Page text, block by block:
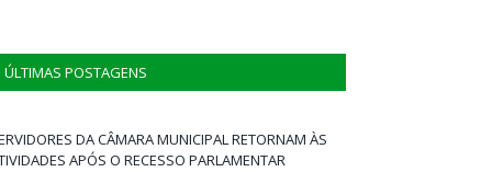
ÚLTIMAS POSTAGENS
DA CÂMARA MUNICIPAL RETORNAM ÀS
APÓS O RECESSO PARLAMENTAR